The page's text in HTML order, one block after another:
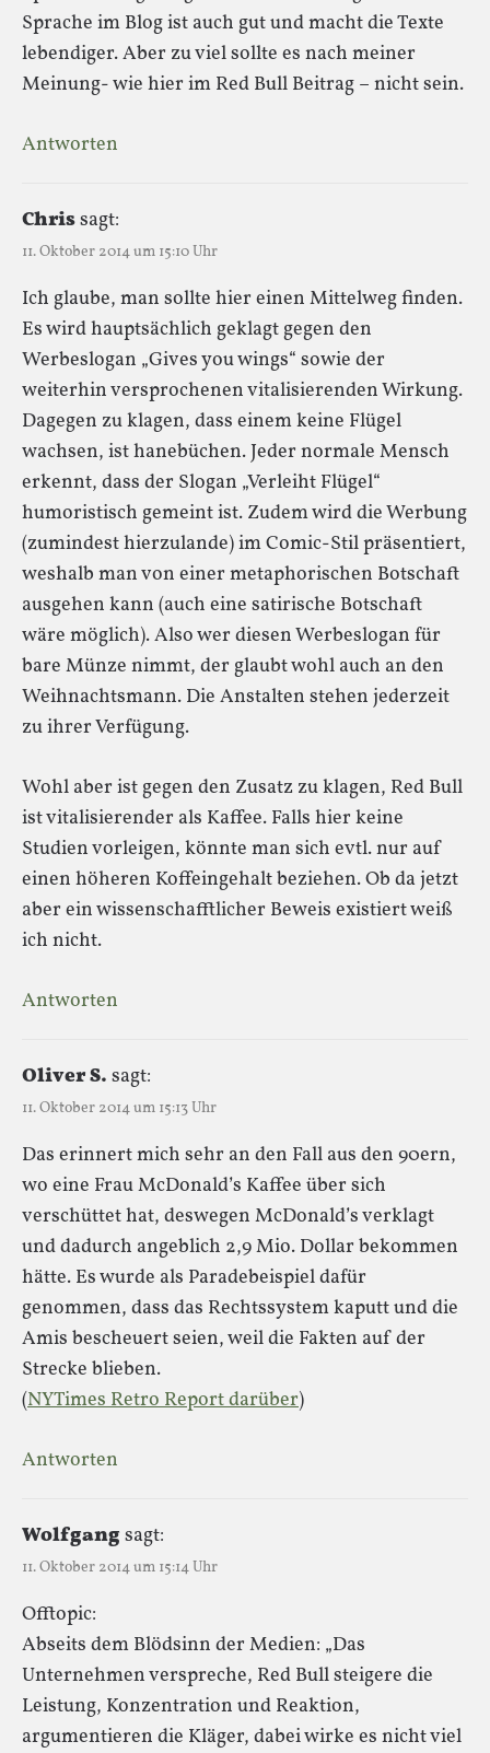
Sprache im Blog ist auch gut und macht die Texte
lebendiger. Aber zu viel sollte es nach meiner
Meinung- wie hier im Red Bull Beitrag – nicht sein.
Antworten
Chrissagt:
11. Oktober 2014 um 15:10 Uhr
Ich glaube, man sollte hier einen Mittelweg finden.
Es wird hauptsächlich geklagt gegen den
Werbeslogan „Gives you wings“ sowie der
weiterhin versprochenen vitalisierenden Wirkung.
Dagegen zu klagen, dass einem keine Flügel
wachsen, ist hanebüchen. Jeder normale Mensch
erkennt, dass der Slogan „Verleiht Flügel“
humoristisch gemeint ist. Zudem wird die Werbung
(zumindest hierzulande) im Comic-Stil präsentiert,
weshalb man von einer metaphorischen Botschaft
ausgehen kann (auch eine satirische Botschaft
wäre möglich). Also wer diesen Werbeslogan für
bare Münze nimmt, der glaubt wohl auch an den
Weihnachtsmann. Die Anstalten stehen jederzeit
zu ihrer Verfügung.
Wohl aber ist gegen den Zusatz zu klagen, Red Bull
ist vitalisierender als Kaffee. Falls hier keine
Studien vorleigen, könnte man sich evtl. nur auf
einen höheren Koffeingehalt beziehen. Ob da jetzt
aber ein wissenschafftlicher Beweis existiert weiß
ich nicht.
Antworten
Oliver S. sagt:
11. Oktober 2014 um 15:13 Uhr
Das erinnert mich sehr an den Fall aus den 90ern,
wo eine Frau McDonald’s Kaffee über sich
verschüttet hat, deswegen McDonald’s verklagt
und dadurch angeblich 2,9 Mio. Dollar bekommen
hätte. Es wurde als Paradebeispiel dafür
genommen, dass das Rechtssystem kaputt und die
Amis bescheuert seien, weil die Fakten auf der
Strecke blieben.
(NYTimes Retro Report darüber)
Antworten
Wolfgangsagt:
11. Oktober 2014 um 15:14 Uhr
Offtopic:
Abseits dem Blödsinn der Medien: „Das
Unternehmen verspreche, Red Bull steigere die
Leistung, Konzentration und Reaktion,
argumentieren die Kläger, dabei wirke es nicht viel